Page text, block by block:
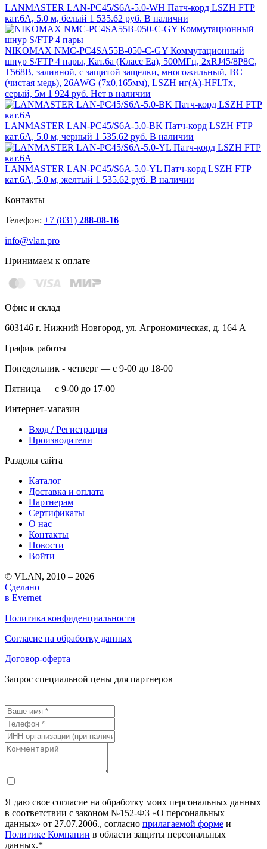
LANMASTER LAN-PC45/S6A-5.0-WH Патч-корд LSZH FTP
кат.6A, 5.0 м, белый 1 535.62 руб. В наличии
NIKOMAX NMC-PC4SA55B-050-C-GY Коммутационный
шнур S/FTP 4 пары, Кат.6a (Класс Ea), 500МГц, 2хRJ45/8P8C,
T568B, заливной, с защитой защелки, многожильный, BC
(чистая медь), 26AWG (7х0,165мм), LSZH нг(А)-HFLTx,
серый, 5м 1 924 руб. Нет в наличии
LANMASTER LAN-PC45/S6A-5.0-BK Патч-корд LSZH FTP
кат.6A, 5.0 м, черный 1 535.62 руб. В наличии
LANMASTER LAN-PC45/S6A-5.0-YL Патч-корд LSZH FTP
кат.6A, 5.0 м, желтый 1 535.62 руб. В наличии
Контакты
Телефон: +7 (831) 288-08-16
info@vlan.pro
Принимаем к оплате
Офис и склад
603146 г. Нижний Новгород, ул. Агрономическая, д. 164 А
График работы
Понедельник - четверг — с 9-00 до 18-00
Пятница — с 9-00 до 17-00
Интернет-магазин
Вход / Регистрация
Производители
Разделы сайта
Каталог
Доставка и оплата
Партнерам
Сертификаты
О нас
Контакты
Новости
Войти
© VLAN, 2010 – 2026
Сделано
в Evernet
Политика конфиденциальности
Согласие на обработку данных
Договор-оферта
Запрос специальной цены для партнеров
Я даю свое согласие на обработку моих персональных данных
в соответствии с законом №152-ФЗ «О персональных
данных» от 27.07.2006., согласно прилагаемой форме и
Политике Компании в области защиты персональных
данных.*